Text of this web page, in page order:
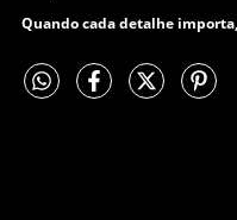
Quando cada detalhe